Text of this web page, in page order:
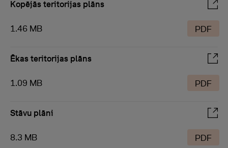
Kopējās teritorijas plāns
1.46 MB PDF
Ēkas teritorijas plāns
1.09 MB PDF
Stāvu plāni
8.3 MB PDF